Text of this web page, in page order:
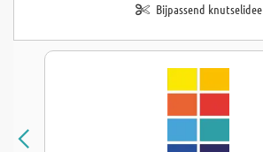
Bijpassend knutselidee